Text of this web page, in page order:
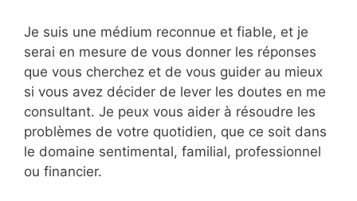
Je suis une médium reconnue et fiable, et je
serai en mesure de vous donner les réponses
que vous cherchez et de vous guider au mieux
si vous avez décider de lever les doutes en me
consultant. Je peux vous aider à résoudre les
problèmes de votre quotidien, que ce soit dans
le domaine sentimental, familial, professionnel
ou financier.